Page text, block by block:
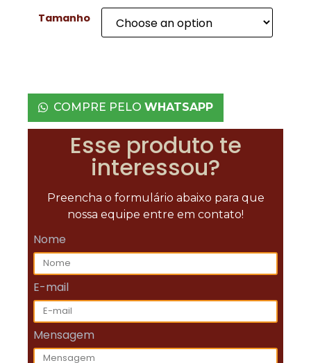
Tamanho
COMPRE PELO WHATSAPP
Esse produto te
interessou?
Preencha o formulário abaixo para que
nossa equipe entre em contato!
Nome
E-mail
Mensagem